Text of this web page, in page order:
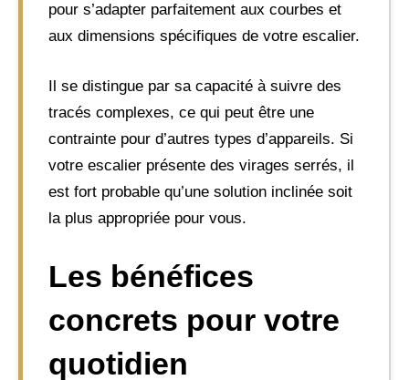
pour s’adapter parfaitement aux courbes et
aux dimensions spécifiques de votre escalier.
Il se distingue par sa capacité à suivre des
tracés complexes, ce qui peut être une
contrainte pour d’autres types d’appareils. Si
votre escalier présente des virages serrés, il
est fort probable qu’une solution inclinée soit
la plus appropriée pour vous.
Les bénéfices
concrets pour votre
quotidien